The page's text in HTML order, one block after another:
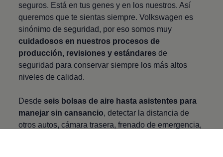
seguros. Está en tus genes y en los nuestros. Así
queremos que te sientas siempre. Volkswagen es
sinónimo de seguridad, por eso somos muy
cuidadosos en nuestros procesos de
producción, revisiones y estándares de
seguridad para conservar siempre los más altos
niveles de calidad.
Desdeseis bolsas de aire hasta asistentes para
manejar sin cansancio, detectar la distancia de
otros autos, cámara trasera, frenado de emergencia,